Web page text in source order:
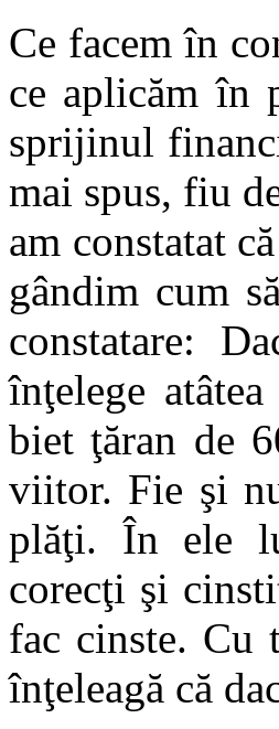
Ce facem în
ce aplicăm în
sprijinul
mai spus, fiu
am constatat
gândim cum
constatare:
înţelege
biet ţăran de
viitor. Fie şi
plăţi. În ele
corecţi şi
fac cinste. Cu
înţeleagă că